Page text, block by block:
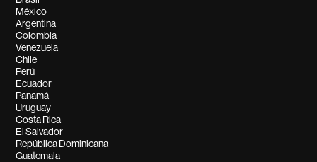
México
Argentina
Colombia
Venezuela
Chile
Perú
Ecuador
Panamá
Uruguay
Costa Rica
El Salvador
República Dominicana
Guatemala